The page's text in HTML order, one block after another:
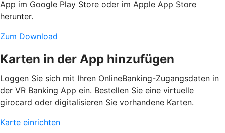
App im Google Play Store oder im Apple App Store
herunter.
Zum Download
Karten in der App hinzufügen
Loggen Sie sich mit Ihren OnlineBanking-Zugangsdaten in
der VR Banking App ein. Bestellen Sie eine virtuelle
girocard oder digitalisieren Sie vorhandene Karten.
Karte einrichten